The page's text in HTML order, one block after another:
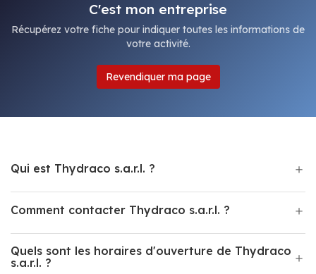
C'est mon entreprise
Récupérez votre fiche pour indiquer toutes les informations de
votre activité.
Revendiquer ma page
Qui est Thydraco s.a.r.l. ?
Comment contacter Thydraco s.a.r.l. ?
Quels sont les horaires d'ouverture de Thydraco
s.a.r.l. ?